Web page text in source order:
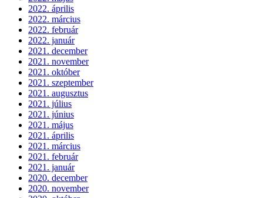
2022. április
2022. március
2022. február
2022. január
2021. december
2021. november
2021. október
2021. szeptember
2021. augusztus
2021. július
2021. június
2021. május
2021. április
2021. március
2021. február
2021. január
2020. december
2020. november